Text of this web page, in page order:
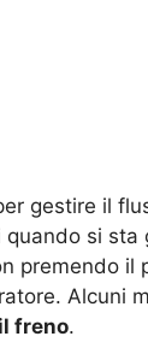
gestire il
si sta
premendo il
Alcuni
freno.